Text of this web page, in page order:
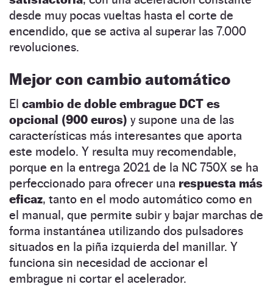
desde muy pocas vueltas hasta el corte de
encendido, que se activa al superar las 7.000
revoluciones.
Mejor con cambio automático
El cambio de doble embrague DCT es
opcional (900 euros) y supone una de las
características más interesantes que aporta
este modelo. Y resulta muy recomendable,
porque en la entrega 2021 de la NC 750X se ha
perfeccionado para ofrecer una respuesta más
eficaz, tanto en el modo automático como en
el manual, que permite subir y bajar marchas de
forma instantánea utilizando dos pulsadores
situados en la piña izquierda del manillar. Y
funciona sin necesidad de accionar el
embrague ni cortar el acelerador.